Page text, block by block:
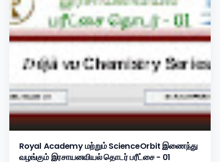
Royal Academy மற்றும் ScienceOrbit இணைந்து
வழங்கும் இரசாயனவியல் தொடர் பரீட்சை - 01